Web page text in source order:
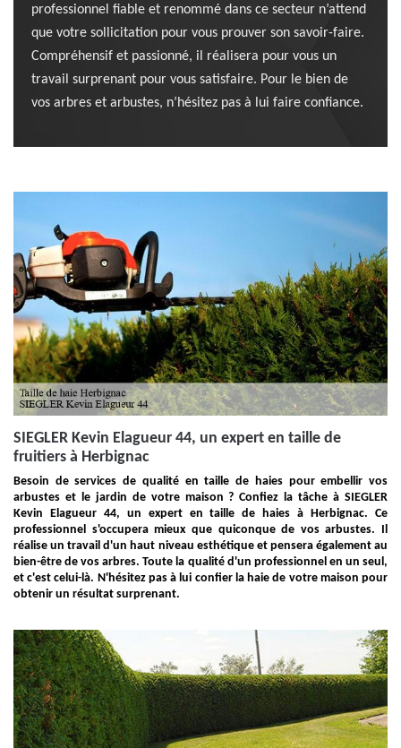
professionnel fiable et renommé dans ce secteur n’attend
que votre sollicitation pour vous prouver son savoir-faire.
Compréhensif et passionné, il réalisera pour vous un
travail surprenant pour vous satisfaire. Pour le bien de
vos arbres et arbustes, n’hésitez pas à lui faire confiance.
SIEGLER Kevin Elagueur 44, un expert en taille de
fruitiers à Herbignac
Besoin de services de qualité en taille de haies pour embellir vos
arbustes et le jardin de votre maison ? Confiez la tâche à SIEGLER
Kevin Elagueur 44, un expert en taille de haies à Herbignac. Ce
professionnel s'occupera mieux que quiconque de vos arbustes. Il
réalise un travail d'un haut niveau esthétique et pensera également au
bien-être de vos arbres. Toute la qualité d'un professionnel en un seul,
et c'est celui-là. N'hésitez pas à lui confier la haie de votre maison pour
obtenir un résultat surprenant.